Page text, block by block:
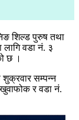
शिल्ड पुरुष तथा
लागि वडा नं. ३
छ ।
शुक्रवार सम्पन्न
र वडा नं.